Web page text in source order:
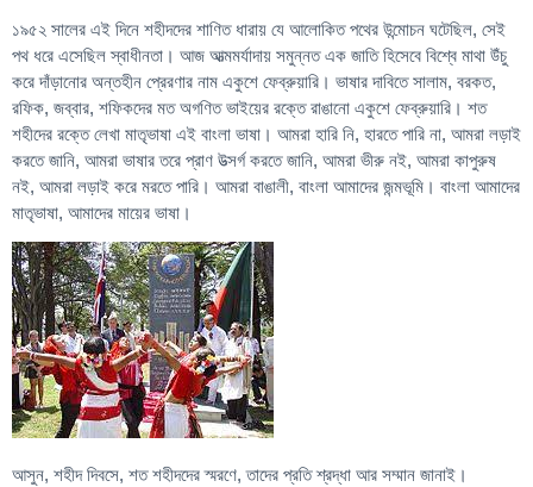
১৯৫২ সালের এই দিনে শহীদদের শাণিত ধারায় যে আলোকিত পথের উন্মোচন ঘটেছিল, সেই
পথ ধরে এসেছিল স্বাধীনতা। আজ আত্মমর্যাদায় সমুন্নত এক জাতি হিসেবে বিশ্বে মাথা উঁচু
করে দাঁড়ানোর অন্তহীন প্রেরণার নাম একুশে ফেব্রুয়ারি। ভাষার দাবিতে সালাম, বরকত,
রফিক, জব্বার, শফিকদের মত অগণিত ভাইয়ের রক্তে রাঙানো একুশে ফেব্রুয়ারি। শত
শহীদের রক্তে লেখা মাতৃভাষা এই বাংলা ভাষা। আমরা হারি নি, হারতে পারি না, আমরা লড়াই
করতে জানি, আমরা ভাষার তরে প্রাণ উত্সর্গ করতে জানি, আমরা ভীরু নই, আমরা কাপুরুষ
নই, আমরা লড়াই করে মরতে পারি। আমরা বাঙালী, বাংলা আমাদের জন্মভূমি। বাংলা আমাদের
মাতৃভাষা, আমাদের মায়ের ভাষা।
আসুন, শহীদ দিবসে, শত শহীদদের স্মরণে, তাদের প্রতি শ্রদ্ধা আর সম্মান জানাই।